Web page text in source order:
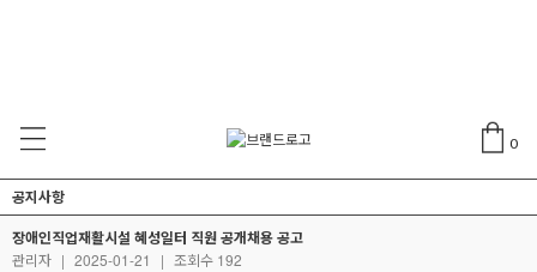
0
공지사항
장애인직업재활시설 혜성일터 직원 공개채용 공고
관리자 | 2025-01-21 | 조회수 192